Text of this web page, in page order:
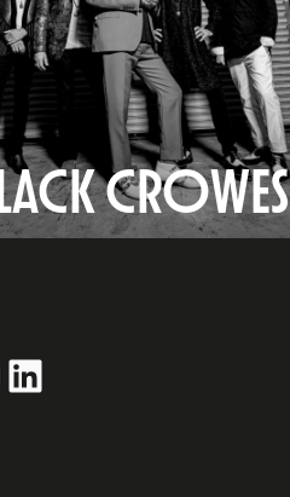
CROWES
LinkedIn